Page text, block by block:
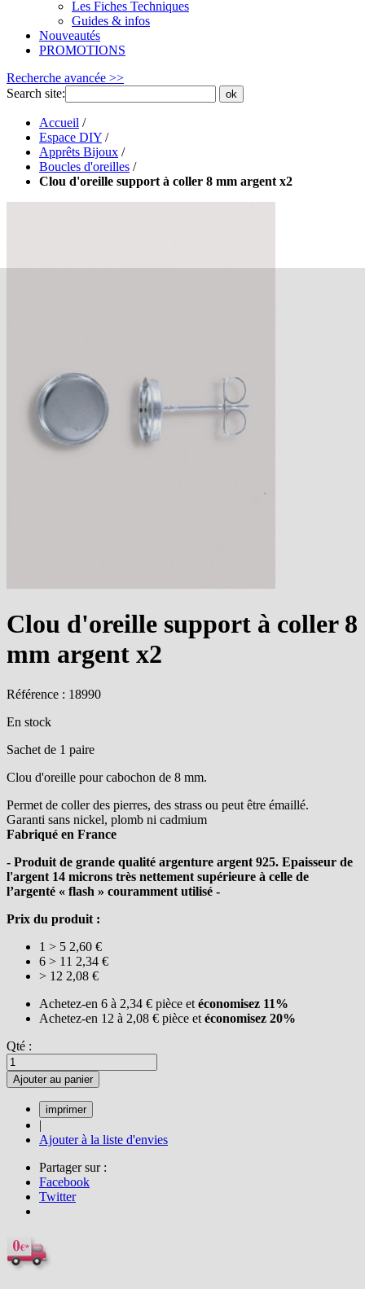
Les Fiches Techniques
Guides & infos
Nouveautés
PROMOTIONS
Recherche avancée >>
Search site:
ok
Accueil /
Espace DIY /
Apprêts Bijoux /
Boucles d'oreilles /
Clou d'oreille support à coller 8 mm argent x2
Clou d'oreille support à coller 8
mm argent x2
Référence : 18990
En stock
Sachet de 1 paire
Clou d'oreille pour cabochon de 8 mm.
Permet de coller des pierres, des strass ou peut être émaillé.
Garanti sans nickel, plomb ni cadmium
Fabriqué en France
- Produit de grande qualité argenture argent 925. Epaisseur de
l'argent 14 microns très nettement supérieure à celle de
l’argenté « flash » couramment utilisé -
Prix du produit :
1 > 5 2,60 €
6 > 11 2,34 €
> 12 2,08 €
Achetez-en 6 à 2,34 € pièce et économisez 11%
Achetez-en 12 à 2,08 € pièce et économisez 20%
Qté :
Ajouter au panier
|
Ajouter à la liste d'envies
Partager sur :
Facebook
Twitter